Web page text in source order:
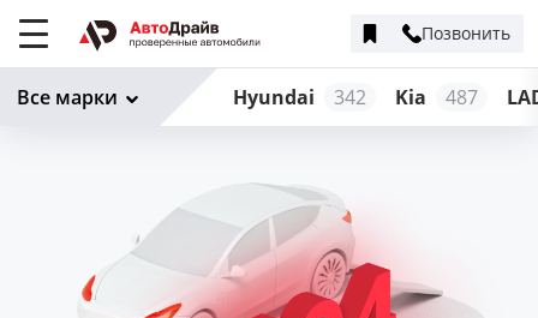
Позвонить
Hyundai 342 Kia 487
Все марки